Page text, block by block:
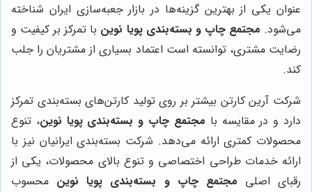
عنوان یکی از بهترین گزینه‌ها در بازار جعبه‌سازی ایران شناخته
می‌شود. مجتمع چاپ و بسته‌بندی پویا نوین با تمرکز بر کیفیت و
رضایت مشتری، توانسته است اعتماد بسیاری از مشتریان را جلب
کند.
شرکت آرین کارتن بیشتر بر روی تولید کارتن‌های بسته‌بندی تمرکز
دارد و در مقایسه با مجتمع چاپ و بسته‌بندی پویا نوین، تنوع
محصولات کمتری ارائه می‌دهد. شرکت بسته‌بندی ایرانیان نیز با
ارائه خدمات طراحی اختصاصی و تنوع بالای محصولات، یکی از
رقبای اصلی مجتمع چاپ و بسته‌بندی پویا نوین محسوب